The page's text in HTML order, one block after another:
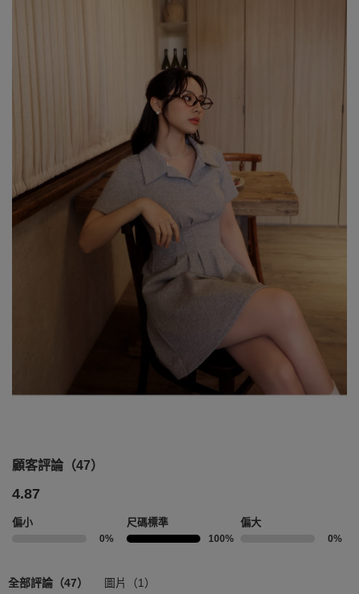
顧客評論（47）
4.87
偏小
0%
尺碼標準
100%
偏大
0%
全部評論（47） 圖片（1）